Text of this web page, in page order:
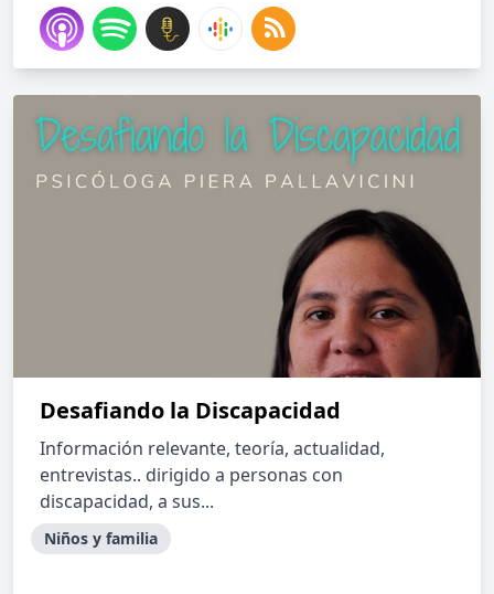
Desafiando la Discapacidad
Información relevante, teoría, actualidad,
entrevistas.. dirigido a personas con
discapacidad, a sus...
Niños y familia